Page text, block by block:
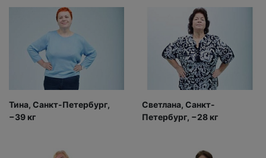
Тина, Санкт-Петербург,
−39 кг
Светлана, Санкт-
Петербург, −28 кг